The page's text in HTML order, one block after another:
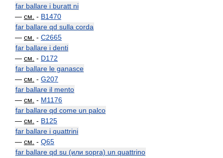
far ballare i buratt ni
— см. - B1470
far ballare qd sulla corda
— см. - C2665
far ballare i denti
— см. - D172
far ballare le ganasce
— см. - G207
far ballare il mento
— см. - M1176
far ballare qd come un palco
— см. - B125
far ballare i quattrini
— см. - Q65
far ballare qd su (или sopra) un quattrino